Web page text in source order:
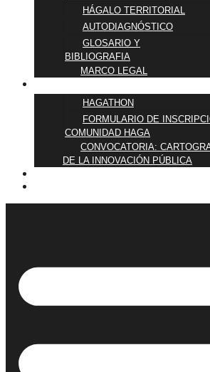
HÁGALO TERRITORIAL
AUTODIAGNÓSTICO
GLOSARIO Y
BIBLIOGRAFIA
MARCO LEGAL
HAGATHON
FORMULARIO DE
COMUNIDAD HAGA
CONVOCATORIA:
DE LA INNOVACIÓN PÚBLICA